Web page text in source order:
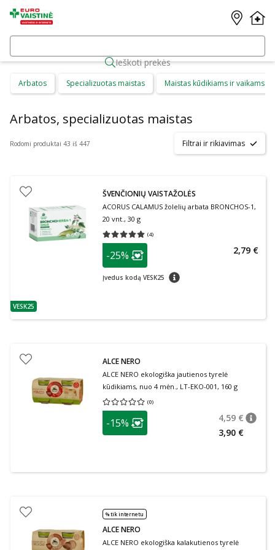
Ieškoti prekės
Arbatos Specializuotas maistas Maistas kūdikiams ir vaikams
Arbatos, specializuotas maistas
Rodomi produktai 43 iš 447 Filtrai ir rikiavimas
patarimas
VESK25
ŠVENČIONIŲ VAISTAŽOLĖS
ACORUS CALAMUS žolelių arbata BRONCHOS-1,
20 vnt., 30 g
(4)
Vidutinis įvertinimas 5.00
patarimas
Lojalumo klubo narių nuolaida
-25%
Įvedus kodą VESK25 patarimas
2,79 €
ALCE NERO
ALCE NERO ekologiška jautienos tyrelė
kūdikiams, nuo 4 mėn., LT-EKO-001, 160 g
(0)
Vidutinis įvertinimas 0.00
patarimas
Lojalumo klubo narių nuolaida
-15% 4,59 €
3,90 €
% tik internetu
ALCE NERO
ALCE NERO ekologiška kalakutienos tyrelė